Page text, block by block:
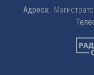
Адреса: